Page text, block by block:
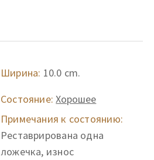
Ширина: 10.0 cm.
Состояние: Хорошее
Примечания к состоянию:
Реставрирована одна
ложечка, износ